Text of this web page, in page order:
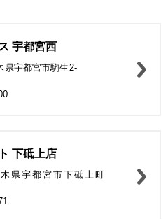
宇都宮西
宇都宮市駒生2-
下砥上店
県宇都宮市下砥上町